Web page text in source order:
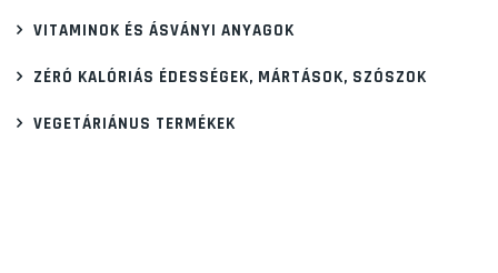
VITAMINOK ÉS ÁSVÁNYI ANYAGOK
ZÉRÓ KALÓRIÁS ÉDESSÉGEK, MÁRTÁSOK, SZÓSZOK
VEGETÁRIÁNUS TERMÉKEK